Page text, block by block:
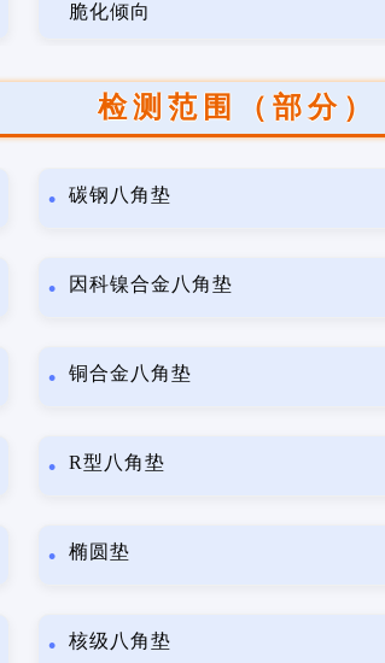
脆化倾向
检测范围（部分）
碳钢八角垫
因科镍合金八角垫
铜合金八角垫
R型八角垫
椭圆垫
核级八角垫